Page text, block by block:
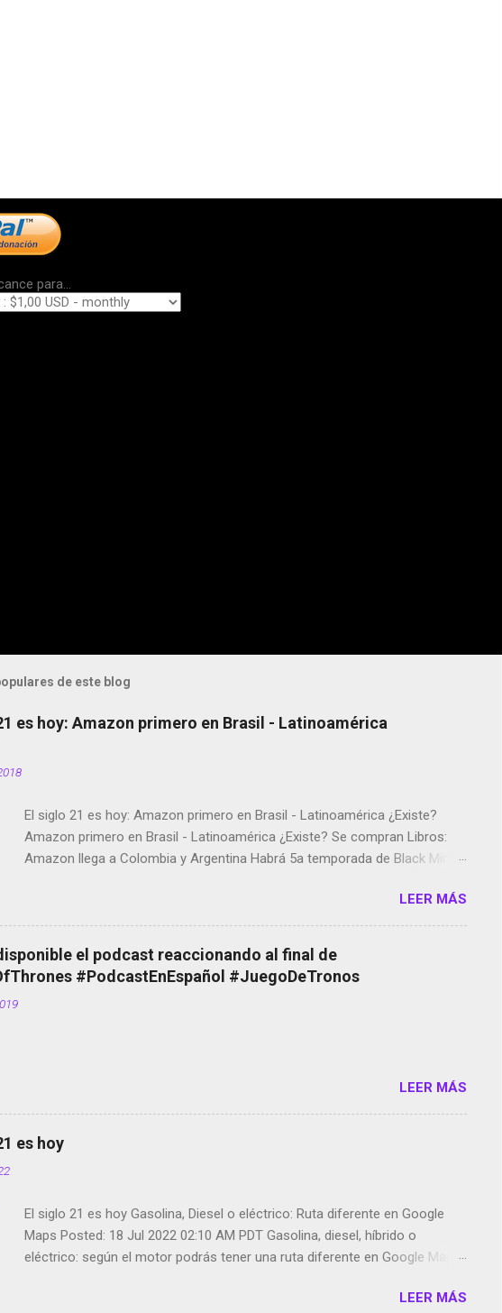
para...
de este blog
es hoy: Amazon primero en Brasil - Latinoamérica
El siglo 21 es hoy: Amazon primero en Brasil - Latinoamérica ¿Existe?
Amazon primero en Brasil - Latinoamérica ¿Existe? Se compran Libros:
Amazon llega a Colombia y Argentina Habrá 5a temporada de Black Mirror
copyright en Instagram Música y vídeo selfies en la red social Riddley
Scott saca a Kevin Spacey de su película Francisco regaña a los que usan
el smartphone en sus misas La serie de la Tierra Media GoBee - StartUp
de bicicletas de alquiler Stop Motion en Instagram Vodafone: me siento
tumbado. Amazon Music: Chingo yo, chingas tu... http://amzn.to/2z1UkPK
LEER MÁS
el podcast reaccionando al final de
#PodcastEnEspañol #JuegoDeTronos
LEER MÁS
es hoy
El siglo 21 es hoy Gasolina, Diesel o eléctrico: Ruta diferente en Google
Maps Posted: 18 Jul 2022 02:10 AM PDT Gasolina, diesel, híbrido o
eléctrico: según el motor podrás tener una ruta diferente en Google Maps.
de esos sentidos es lo que hacen los desarrolladores de Alphabet, laLEER MÁS